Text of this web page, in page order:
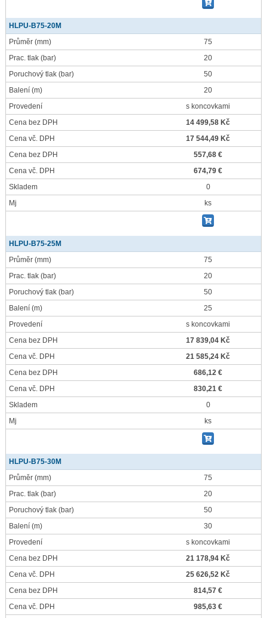
HLPU-B75-20M
Průměr (mm)
75
Prac. tlak (bar)
20
Poruchový tlak (bar)
50
Balení (m)
20
Provedení
s koncovkami
Cena bez DPH
14 499,58 Kč
Cena vč. DPH
17 544,49 Kč
Cena bez DPH
557,68 €
Cena vč. DPH
674,79 €
Skladem
0
Mj
ks
HLPU-B75-25M
Průměr (mm)
75
Prac. tlak (bar)
20
Poruchový tlak (bar)
50
Balení (m)
25
Provedení
s koncovkami
Cena bez DPH
17 839,04 Kč
Cena vč. DPH
21 585,24 Kč
Cena bez DPH
686,12 €
Cena vč. DPH
830,21 €
Skladem
0
Mj
ks
HLPU-B75-30M
Průměr (mm)
75
Prac. tlak (bar)
20
Poruchový tlak (bar)
50
Balení (m)
30
Provedení
s koncovkami
Cena bez DPH
21 178,94 Kč
Cena vč. DPH
25 626,52 Kč
Cena bez DPH
814,57 €
Cena vč. DPH
985,63 €